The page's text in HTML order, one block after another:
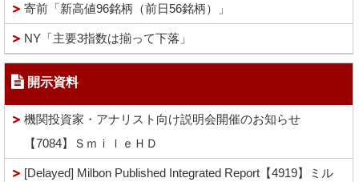
寄前「新高値96銘柄（前日56銘柄）」
NY「主要3指数は揃って下落」
開示資料
機関投資家・アナリスト向け説明会開催のお知らせ
【7084】ＳｍｉｌｅＨＤ
[Delayed] Milbon Published Integrated Report【4919】ミル